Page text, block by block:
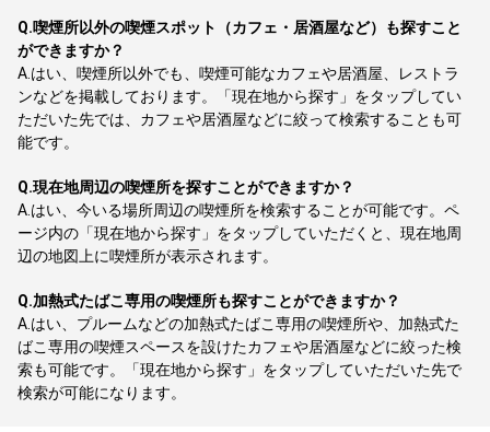
Q.喫煙所以外の喫煙スポット（カフェ・居酒屋など）も探すこと
ができますか？
A. はい、喫煙所以外でも、喫煙可能なカフェや居酒屋、レストラ
ンなどを掲載しております。「現在地から探す」をタップしてい
ただいた先では、カフェや居酒屋などに絞って検索することも可
能です。
Q.現在地周辺の喫煙所を探すことができますか？
A. はい、今いる場所周辺の喫煙所を検索することが可能です。ペ
ージ内の「現在地から探す」をタップしていただくと、現在地周
辺の地図上に喫煙所が表示されます。
Q.加熱式たばこ専用の喫煙所も探すことができますか？
A. はい、プルームなどの加熱式たばこ専用の喫煙所や、加熱式た
ばこ専用の喫煙スペースを設けたカフェや居酒屋などに絞った検
索も可能です。「現在地から探す」をタップしていただいた先で
検索が可能になります。